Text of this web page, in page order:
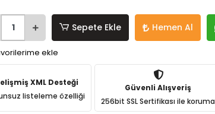
Sepete Ekle Hemen Al
ekle
XML Desteği
listeleme özelliği
Güvenli Alışveriş
256bit SSL Sertifikası ile koruma